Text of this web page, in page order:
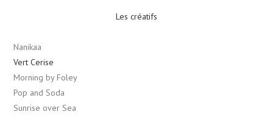
Les créatifs
Nanikaa
Vert Cerise
Morning by Foley
Pop and Soda
Sunrise over Sea